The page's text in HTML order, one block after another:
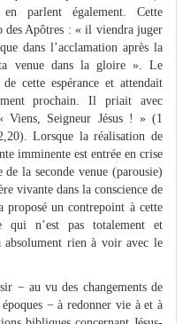
parlent également. Cette
des Apôtres : « il viendra juger
dans l’acclamation après la
venue dans la gloire ». Le
cette espérance et attendait
prochain. Il priait avec
Seigneur Jésus ! » (1
Lorsque la réalisation de
imminente est entrée en crise
de la seconde venue (parousie)
vivante dans la conscience de
proposé un contrepoint à cette
n’est pas totalement et
absolument rien à voir avec le
− au vu des changements de
− à redonner vie à et à